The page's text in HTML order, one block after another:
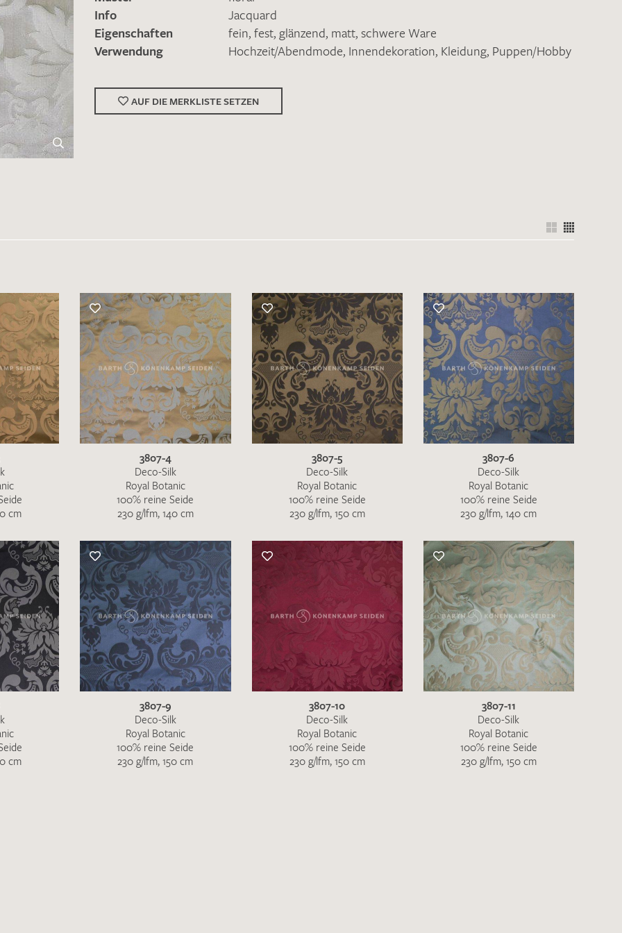
Merkliste / Musteranfrage
IHRE KONTAKTDATEN
Leider ist das Kontaktformular zum aktuellen Zeitpunkt nicht funktionstüchtig. Bitte
schreiben Sie eine E-Mail mit ihren Kontaktdaten direkt aninfo@barth-seiden.de.
Wir arbeiten schnellstmöglich an einer Lösung – Danke!
Info
Jacquard
Eigenschaften
fein, fest, glänzend, matt, schwere Ware
Verwendung
Hochzeit/Abendmode, Innendekoration, Kleidung, Puppen/Hobby
AUF DIE MERKLISTE SETZEN
cm
3807-4
Deco-Silk
Royal Botanic
100% reine Seide
230 g/lfm, 140 cm
3807-5
Deco-Silk
Royal Botanic
100% reine Seide
230 g/lfm, 150 cm
3807-6
Deco-Silk
Royal Botanic
100% reine Seide
230 g/lfm, 140 cm
cm
3807-9
Deco-Silk
Royal Botanic
100% reine Seide
230 g/lfm, 150 cm
3807-10
Deco-Silk
Royal Botanic
100% reine Seide
230 g/lfm, 150 cm
3807-11
Deco-Silk
Royal Botanic
100% reine Seide
230 g/lfm, 150 cm